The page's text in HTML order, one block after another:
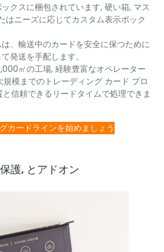
クスに梱包されています, 硬い箱, マス
はニーズに応じてカスタム表示ボック
、輸送中のカードを安全に保つために
発送を手配します。
㎡の工場, 経験豊富なオペレーター
模までのトレーディング カード プロ
信頼できるリードタイムで処理できま
カードラインを始めましょう
護, とアドオン